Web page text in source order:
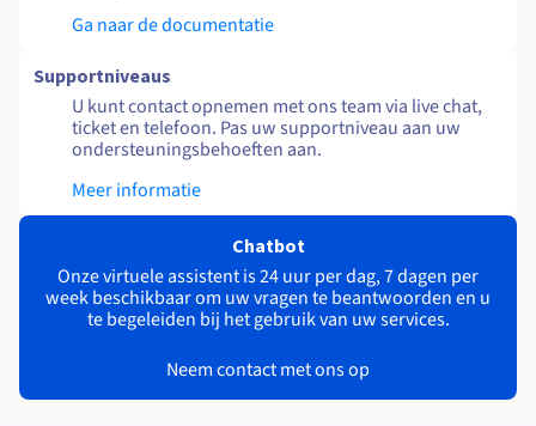
Ga naar de documentatie
Supportniveaus
U kunt contact opnemen met ons team via live chat,
ticket en telefoon. Pas uw supportniveau aan uw
ondersteuningsbehoeften aan.
Meer informatie
Chatbot
Onze virtuele assistent is 24 uur per dag, 7 dagen per
week beschikbaar om uw vragen te beantwoorden en u
te begeleiden bij het gebruik van uw services.
Neem contact met ons op